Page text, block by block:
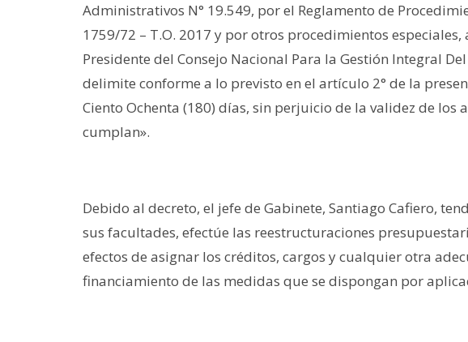
Administrativos N° 19.549, por el Reglamento de
1759/72 – T.O. 2017 y por otros procedimientos
Presidente del Consejo Nacional Para la Gestión Integral
delimite conforme a lo previsto en el artículo 2° de la
Ciento Ochenta (180) días, sin perjuicio de la validez de los
cumplan».
Debido al decreto, el jefe de Gabinete, Santiago Cafiero,
sus facultades, efectúe las reestructuraciones
efectos de asignar los créditos, cargos y cualquier otra
financiamiento de las medidas que se dispongan por